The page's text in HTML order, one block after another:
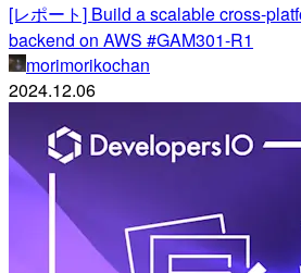
[レポート] Build a scalable cross-
backend on AWS #GAM301-R1
morimorikochan
2024.12.06